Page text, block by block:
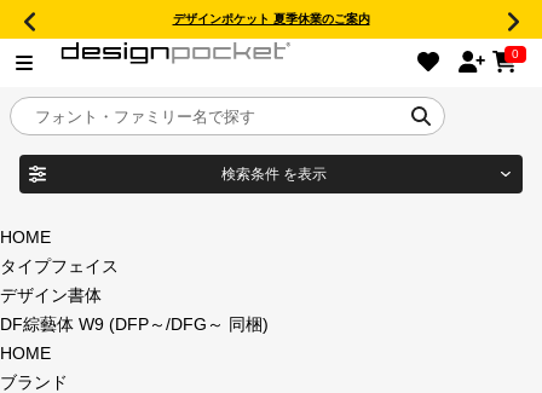
デザインポケット 夏季休業のご案内
0
目的別フォントガイド
特集
検索条件 を表示
商品名
HOME
タイプフェイス
デザイン書体
DF綜藝体 W9 (DFP～/DFG～ 同梱)
HOME
ブランド